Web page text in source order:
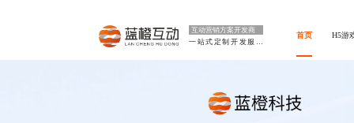
互动营销方案开发商
一站式定制开发服务
首页 H5游